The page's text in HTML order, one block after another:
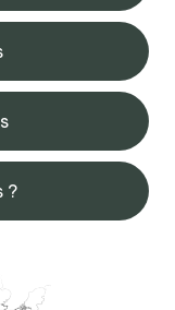
?